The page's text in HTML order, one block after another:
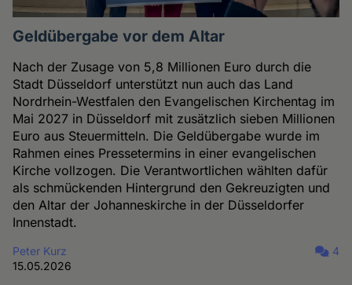
Geldübergabe vor dem Altar
Nach der Zusage von 5,8 Millionen Euro durch die
Stadt Düsseldorf unterstützt nun auch das Land
Nordrhein-Westfalen den Evangelischen Kirchentag im
Mai 2027 in Düsseldorf mit zusätzlich sieben Millionen
Euro aus Steuermitteln. Die Geldübergabe wurde im
Rahmen eines Pressetermins in einer evangelischen
Kirche vollzogen. Die Verantwortlichen wählten dafür
als schmückenden Hintergrund den Gekreuzigten und
den Altar der Johanneskirche in der Düsseldorfer
Innenstadt.
Peter Kurz
15.05.2026
4